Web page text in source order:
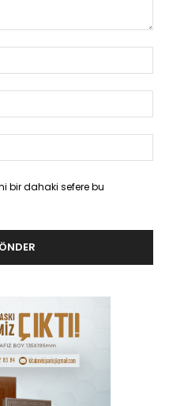
bir dahaki sefere bu